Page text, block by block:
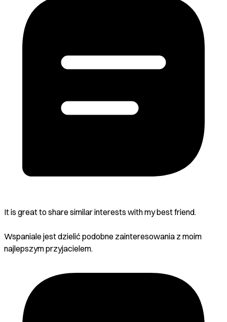
It is great to share similar interests with my best friend.
Wspaniale jest dzielić podobne zainteresowania z moim
najlepszym przyjacielem.